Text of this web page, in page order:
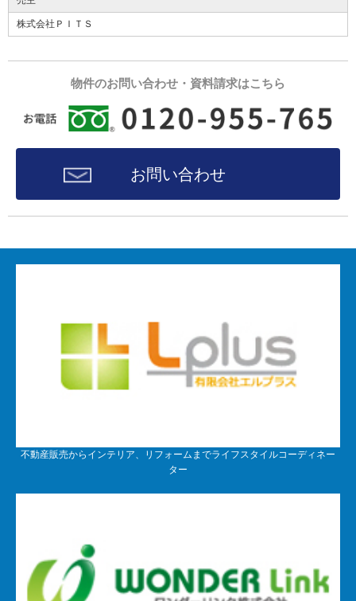
株式会社ＰＩＴＳ
物件のお問い合わせ・資料請求はこちら
お問い合わせ
不動産販売からインテリア、リフォームまでライフスタイルコーディネー
ター